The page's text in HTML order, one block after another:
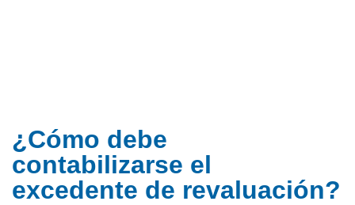
¿Cómo debe
contabilizarse el
excedente de revaluación?